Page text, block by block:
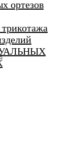
ортезов